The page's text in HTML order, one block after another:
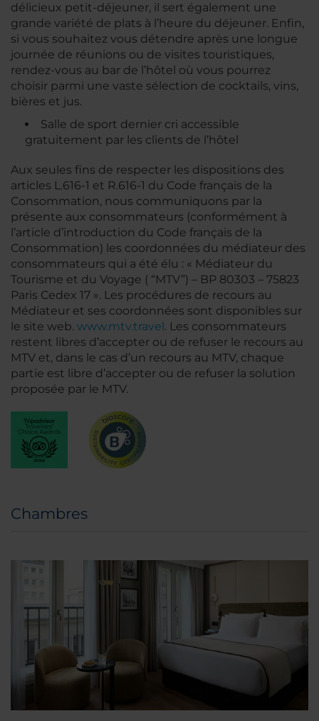
délicieux petit-déjeuner, il sert également une
grande variété de plats à l’heure du déjeuner. Enfin,
si vous souhaitez vous détendre après une longue
journée de réunions ou de visites touristiques,
rendez-vous au bar de l’hôtel où vous pourrez
choisir parmi une vaste sélection de cocktails, vins,
bières et jus.
Salle de sport dernier cri accessible
gratuitement par les clients de l’hôtel
Aux seules fins de respecter les dispositions des
articles L.616-1 et R.616-1 du Code français de la
Consommation, nous communiquons par la
présente aux consommateurs (conformément à
l’article d’introduction du Code français de la
Consommation) les coordonnées du médiateur des
consommateurs qui a été élu : « Médiateur du
Tourisme et du Voyage ( “MTV”) – BP 80303 – 75823
Paris Cedex 17 ». Les procédures de recours au
Médiateur et ses coordonnées sont disponibles sur
le site web. www.mtv.travel . Les consommateurs
restent libres d’accepter ou de refuser le recours au
MTV et, dans le cas d’un recours au MTV, chaque
partie est libre d’accepter ou de refuser la solution
proposée par le MTV.
Chambres